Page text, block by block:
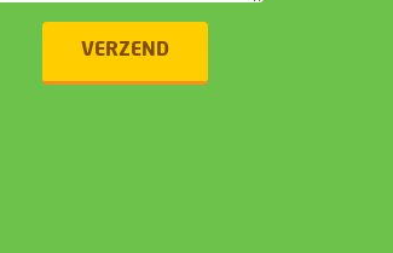
VERZEND